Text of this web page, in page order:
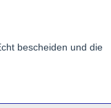
bescheiden und die